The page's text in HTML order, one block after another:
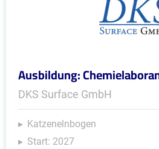
Ausbildung:
DKS Surface GmbH
Katzenelnbogen
Start: 2027